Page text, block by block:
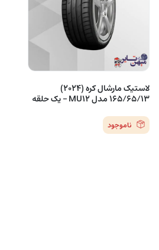
لاستیک مارشال کره (2024)
165/65/13 مدل MU12 – یک حلقه
ناموجود